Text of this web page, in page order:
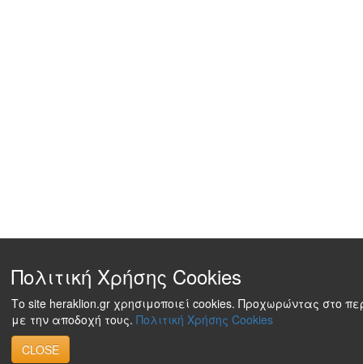
Πολιτική Χρήσης Cookies
Το site heraklion.gr χρησιμοποιεί cookies. Προχωρώντας στο
με την αποδοχή τους. Πολιτική Χρήσης Cookies
CLOSE